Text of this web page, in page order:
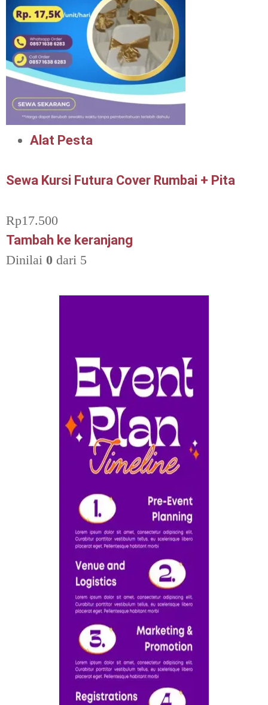
Alat Pesta
Sewa Kursi Futura Cover Rumbai + Pita
Rp17.500
Tambah ke keranjang
Dinilai 0 dari 5